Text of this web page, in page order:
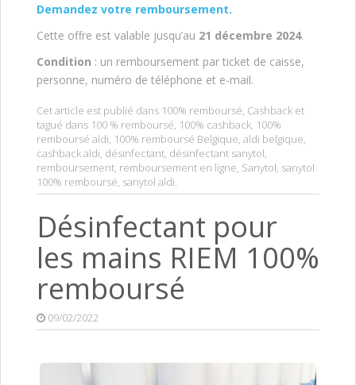
Demandez votre remboursement.
Cette offre est valable jusqu’au 21 décembre 2024.
Condition : un remboursement par ticket de caisse,
personne, numéro de téléphone et e-mail.
Cet article est publié dans 100% remboursé, Cashback et
tagué dans 100 % remboursé, 100% cashback, 100%
remboursé aldi, 100% remboursé Belgique, aldi belgique,
cashback aldi, désinfectant, désinfectant sanytol,
remboursement, remboursement en ligne, Sanytol, sanytol
100% remboursé, sanytol aldi.
Désinfectant pour
les mains RIEM 100%
remboursé
09/02/2022